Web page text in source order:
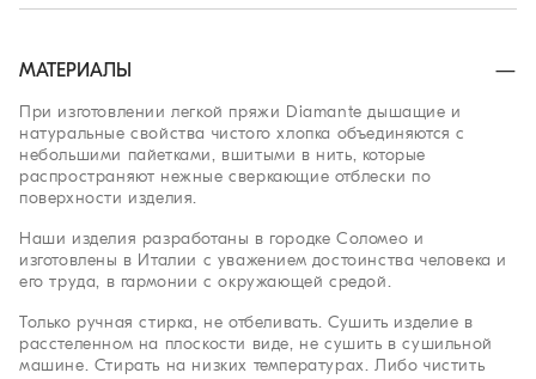
МАТЕРИАЛЫ
При изготовлении легкой пряжи Diamante дышащие и
натуральные свойства чистого хлопка объединяются с
небольшими пайетками, вшитыми в нить, которые
распространяют нежные сверкающие отблески по
поверхности изделия.
Наши изделия разработаны в городке Соломео и
изготовлены в Италии с уважением достоинства человека и
его труда, в гармонии с окружающей средой.
Только ручная стирка, не отбеливать. Сушить изделие в
расстеленном на плоскости виде, не сушить в сушильной
машине. Стирать на низких температурах. Либо чистить